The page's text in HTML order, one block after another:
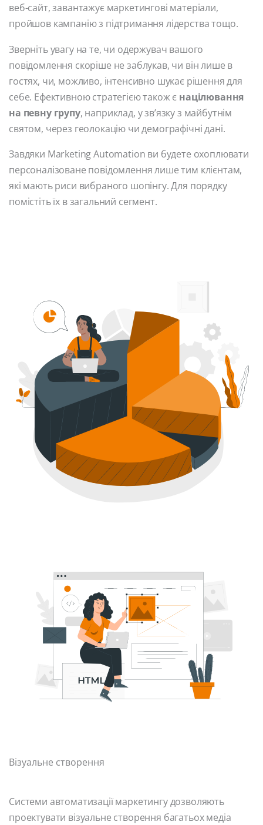
веб-сайт, завантажує маркетингові матеріали,
пройшов кампанію з підтримання лідерства тощо.
Зверніть увагу на те, чи одержувач вашого
повідомлення скоріше не заблукав, чи він лише в
гостях, чи, можливо, інтенсивно шукає рішення для
себе. Ефективною стратегією також є націлювання
на певну групу, наприклад, у зв’язку з майбутнім
святом, через геолокацію чи демографічні дані.
Завдяки Marketing Automation ви будете охоплювати
персоналізоване повідомлення лише тим клієнтам,
які мають риси вибраного шопінгу. Для порядку
помістіть їх в загальний сегмент.
Візуальне створення
Системи автоматизації маркетингу дозволяють
проектувати візуальне створення багатьох медіа